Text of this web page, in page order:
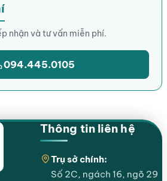
nhận và tư vấn miễn phí.
094.445.0105
Thông tin liên hệ
Trụ sở chính:
Số 2C, ngách 16, ngõ 29